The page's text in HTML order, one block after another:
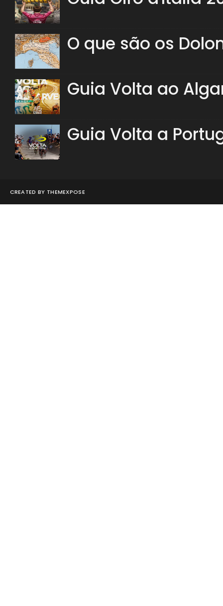
O que são os
Guia Volta ao
Guia Volta a
CREATED BY THEMEXPOSE